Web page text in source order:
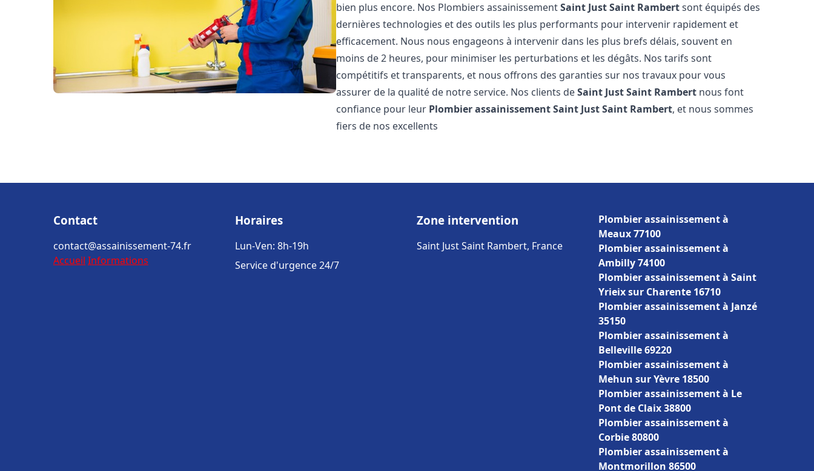
bien plus encore. Nos Plombiers assainissementSaint Just Saint Rambertsont équipés des
dernières technologies et des outils les plus performants pour intervenir rapidement et
efficacement. Nous nous engageons à intervenir dans les plus brefs délais, souvent en
moins de 2 heures, pour minimiser les perturbations et les dégâts. Nos tarifs sont
compétitifs et transparents, et nous offrons des garanties sur nos travaux pour vous
assurer de la qualité de notre service. Nos clients deSaint Just Saint Rambert nous font
confiance pour leur Plombier assainissementSaint Just Saint Rambert, et nous sommes
fiers de nos excellents
Contact
contact@assainissement-74.fr
Accueil Informations
Horaires
Lun-Ven: 8h-19h
Service d'urgence 24/7
Zone intervention
Saint Just Saint Rambert, France
Plombier assainissement à
Meaux 77100
Plombier assainissement à
Ambilly 74100
Plombier assainissement à Saint
Yrieix sur Charente 16710
Plombier assainissement à Janzé
35150
Plombier assainissement à
Belleville 69220
Plombier assainissement à
Mehun sur Yèvre 18500
Plombier assainissement à Le
Pont de Claix 38800
Plombier assainissement à
Corbie 80800
Plombier assainissement à
Montmorillon 86500